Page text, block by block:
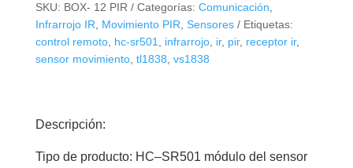
de
Movimiento
IR
SKU: BOX- 12 PIR Categorías: Comunicación,
Infrarrojo IR, Movimiento PIR, Sensores
Etiquetas:
control remoto, hc-sr501, infrarrojo, ir, pir, receptor ir,
sensor movimiento, tl1838, vs1838
Descripción:
Tipo de producto: HC–SR501 módulo del sensor